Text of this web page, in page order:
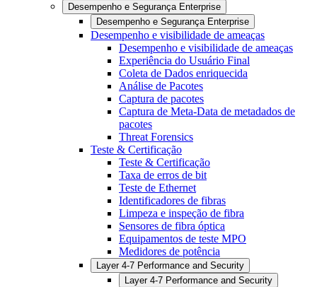
Desempenho e Segurança Enterprise
Desempenho e Segurança Enterprise
Desempenho e visibilidade de ameaças
Desempenho e visibilidade de ameaças
Experiência do Usuário Final
Coleta de Dados enriquecida
Análise de Pacotes
Captura de pacotes
Captura de Meta-Data de metadados de
pacotes
Threat Forensics
Teste & Certificação
Teste & Certificação
Taxa de erros de bit
Teste de Ethernet
Identificadores de fibras
Limpeza e inspeção de fibra
Sensores de fibra óptica
Equipamentos de teste MPO
Medidores de potência
Layer 4-7 Performance and Security
Layer 4-7 Performance and Security